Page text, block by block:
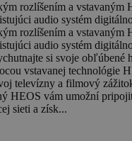
rozlíšením a vstavaným
audio systém
rozlíšením a vstavaným
audio systém
si svoje obľúbené
vstavanej technológie
televízny a filmový
HEOS vám umožní
sieti a získ...